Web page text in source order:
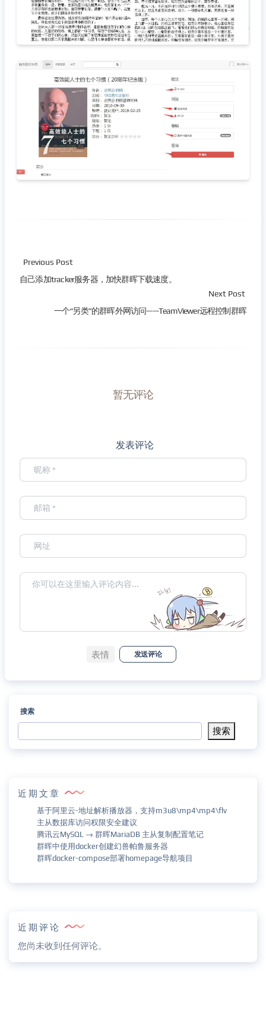
Previous Post
自己添加tracker服务器，加快群晖下载速度。
Next Post
一个“另类”的群晖外网访问——TeamViewer远程控制群晖
暂无评论
发表评论
表情 发送评论
搜索
搜索
近期文章
基于阿里云-地址解析播放器，支持m3u8\mp4\mp4\flv
主从数据库访问权限安全建议
腾讯云MySQL → 群晖MariaDB 主从复制配置笔记
群晖中使用docker创建幻兽帕鲁服务器
群晖docker-compose部署homepage导航项目
近期评论
您尚未收到任何评论。